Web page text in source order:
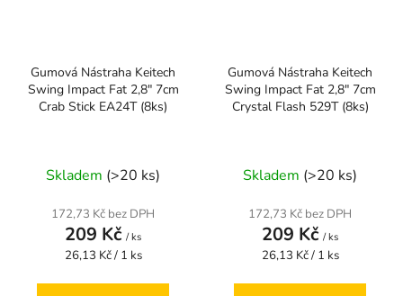
Gumová Nástraha Keitech
Swing Impact Fat 2,8" 7cm
Crab Stick EA24T (8ks)
Skladem (>20 ks)
172,73 Kč bez DPH
209 Kč / ks
Měrná
26,13 Kč / 1 ks
Gumová Nástraha Keitech
Swing Impact Fat 2,8" 7cm
Crystal Flash 529T (8ks)
Skladem (>20 ks)
172,73 Kč bez DPH
209 Kč / ks
Měrná
26,13 Kč / 1 ks